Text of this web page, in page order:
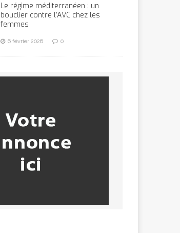
Le régime méditerranéen : un
bouclier contre l’AVC chez les
femmes
6 février 2026 0